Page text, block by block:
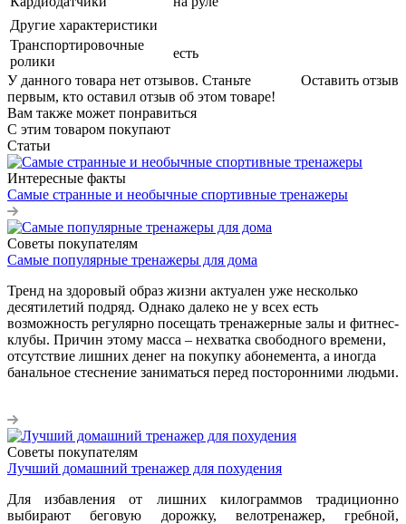
Другие характеристики
Транспортировочные
ролики
есть
Оставить отзыв
У данного товара нет отзывов. Станьте
первым, кто оставил отзыв об этом товаре!
Вам также может понравиться
С этим товаром покупают
Статьи
Интересные факты
Самые странные и необычные спортивные тренажеры
Советы покупателям
Самые популярные тренажеры для дома
Тренд на здоровый образ жизни актуален уже несколько
десятилетий подряд. Однако далеко не у всех есть
возможность регулярно посещать тренажерные залы и фитнес-
клубы. Причин этому масса – нехватка свободного времени,
отсутствие лишних денег на покупку абонемента, а иногда
банальное стеснение заниматься перед посторонними людьми.
Советы покупателям
Лучший домашний тренажер для похудения
Для избавления от лишних килограммов традиционно
выбирают беговую дорожку, велотренажер, гребной,